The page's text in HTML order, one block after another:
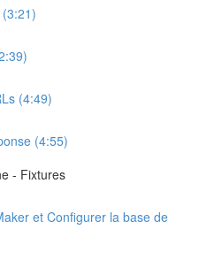
(4:49)
(4:55)
- Fixtures
et Configurer la base de